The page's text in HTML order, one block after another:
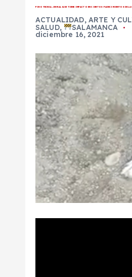
PIROTECNIA, UN MAL QUE TIENE IMPACTO EN CIERTOS PADECIMIENTOS DE
ACTUALIDAD, ARTE Y
SALUD, SALAMANCA
diciembre 16, 2021